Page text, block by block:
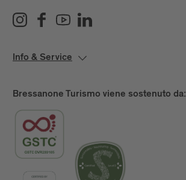
Info & Service
Bressanone Turismo viene sostenuto da: